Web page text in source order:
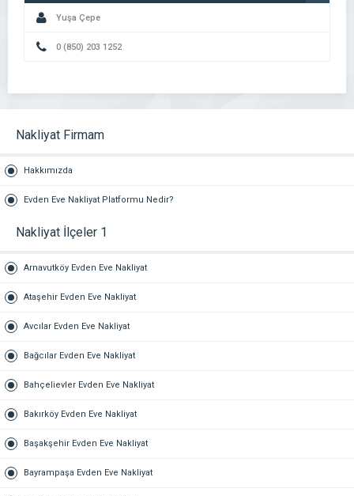
Yuşa Çepe
0 (850) 203 1252
Nakliyat Firmam
Hakkımızda
Evden Eve Nakliyat Platformu Nedir?
Nakliyat İlçeler 1
Arnavutköy Evden Eve Nakliyat
Ataşehir Evden Eve Nakliyat
Avcılar Evden Eve Nakliyat
Bağcılar Evden Eve Nakliyat
Bahçelievler Evden Eve Nakliyat
Bakırköy Evden Eve Nakliyat
Başakşehir Evden Eve Nakliyat
Bayrampaşa Evden Eve Nakliyat